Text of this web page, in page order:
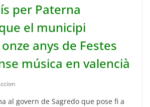
per Paterna
el municipi
anys de Festes
música en valencià
al govern de Sagredo que pose fi a